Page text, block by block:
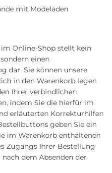
mit Modeladen
Online-Shop stellt kein
einen
dar. Sie können unsere
in den Warenkorb legen
Ihrer verbindlichen
indem Sie die hierfür im
erläuterten Korrekturhilfen
geben Sie ein
im Warenkorb enthaltenen
Zugangs Ihrer Bestellung
dem Absenden der